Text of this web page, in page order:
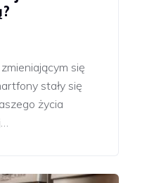
się
stały się
życia